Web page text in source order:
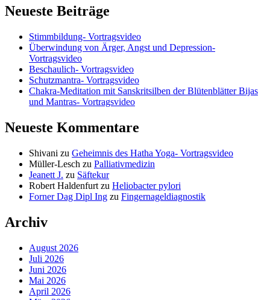
Neueste Beiträge
Stimmbildung- Vortragsvideo
Überwindung von Ärger, Angst und Depression-
Vortragsvideo
Beschaulich- Vortragsvideo
Schutzmantra- Vortragsvideo
Chakra-Meditation mit Sanskritsilben der Blütenblätter Bijas
und Mantras- Vortragsvideo
Neueste Kommentare
Shivani zu Geheimnis des Hatha Yoga- Vortragsvideo
Müller-Lesch zu Palliativmedizin
Jeanett J. zu Säftekur
Robert Haldenfurt zu Heliobacter pylori
Forner Dag Dipl Ing zu Fingernageldiagnostik
Archiv
August 2026
Juli 2026
Juni 2026
Mai 2026
April 2026